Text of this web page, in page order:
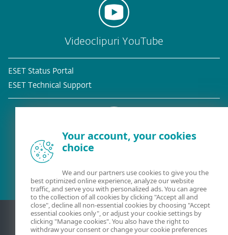
Videoclipuri YouTube
ESET Status Portal
ESET Technical Support
Client existent?
Your account, your cookies
choice
We and our partners use cookies to give you the
best optimized online experience, analyze our website
traffic, and serve you with personalized ads. You can agree
to the collection of all cookies by clicking "Accept all and
close", decline all non-essential cookies by choosing "Accept
essential cookies only", or adjust your cookie settings by
clicking "Manage cookies". You also have the right to
withdraw your consent or change your cookie preferences